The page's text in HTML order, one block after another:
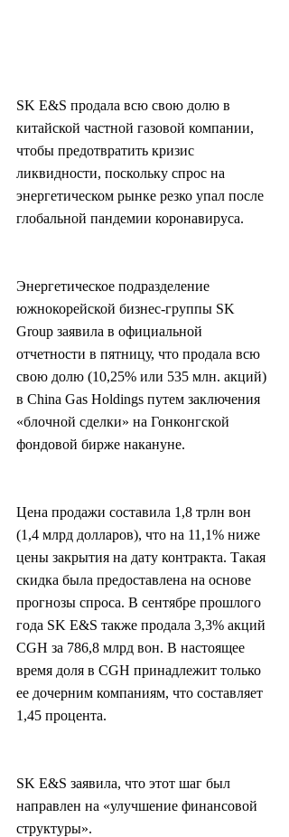
SK E&S продала всю свою долю в
китайской частной газовой компании,
чтобы предотвратить кризис
ликвидности, поскольку спрос на
энергетическом рынке резко упал после
глобальной пандемии коронавируса.
Энергетическое подразделение
южнокорейской бизнес-группы SK
Group заявила в официальной
отчетности в пятницу, что продала всю
свою долю (10,25% или 535 млн. акций)
в China Gas Holdings путем заключения
«блочной сделки» на Гонконгской
фондовой бирже накануне.
Цена продажи составила 1,8 трлн вон
(1,4 млрд долларов), что на 11,1% ниже
цены закрытия на дату контракта. Такая
скидка была предоставлена на основе
прогнозы спроса. В сентябре прошлого
года SK E&S также продала 3,3% акций
CGH за 786,8 млрд вон. В настоящее
время доля в CGH принадлежит только
ее дочерним компаниям, что составляет
1,45 процента.
SK E&S заявила, что этот шаг был
направлен на «улучшение финансовой
структуры».